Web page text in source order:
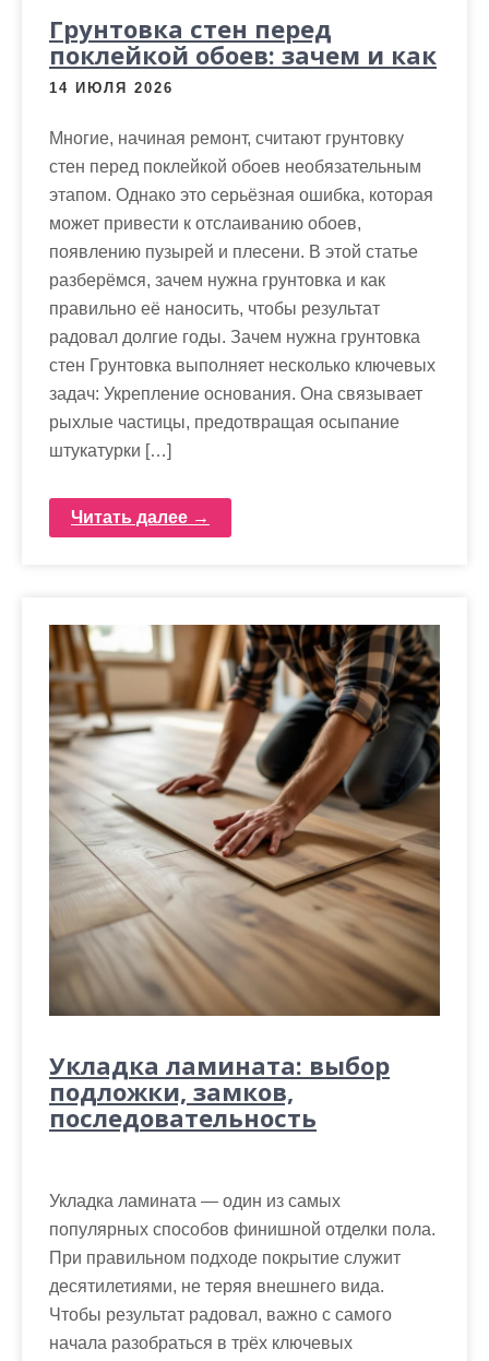
Грунтовка стен перед
поклейкой обоев: зачем и как
14 ИЮЛЯ 2026
Многие, начиная ремонт, считают грунтовку
стен перед поклейкой обоев необязательным
этапом. Однако это серьёзная ошибка, которая
может привести к отслаиванию обоев,
появлению пузырей и плесени. В этой статье
разберёмся, зачем нужна грунтовка и как
правильно её наносить, чтобы результат
радовал долгие годы. Зачем нужна грунтовка
стен Грунтовка выполняет несколько ключевых
задач: Укрепление основания. Она связывает
рыхлые частицы, предотвращая осыпание
штукатурки […]
Читать далее →
Укладка ламината: выбор
подложки, замков,
последовательность
Укладка ламината — один из самых
популярных способов финишной отделки пола.
При правильном подходе покрытие служит
десятилетиями, не теряя внешнего вида.
Чтобы результат радовал, важно с самого
начала разобраться в трёх ключевых